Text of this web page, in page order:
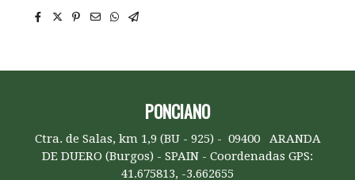
PONCIANO
Ctra. de Salas, km 1,9 (BU - 925) - 09400 ARANDA
DE DUERO (Burgos) - SPAIN - Coordenadas GPS:
41.675813, -3.662655